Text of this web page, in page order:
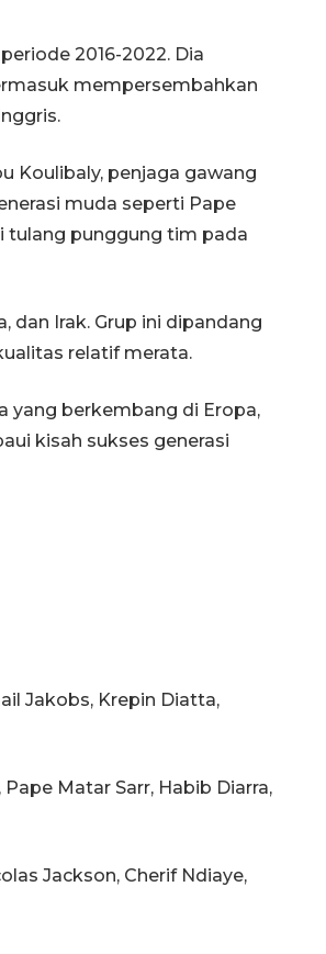
2016-2022. Dia
mempersembahkan
Koulibaly, penjaga gawang
muda seperti Pape
tulang punggung tim pada
dan Irak. Grup ini dipandang
relatif merata.
yang berkembang di Eropa,
kisah sukses generasi
Jakobs, Krepin Diatta,
Matar Sarr, Habib Diarra,
Jackson, Cherif Ndiaye,